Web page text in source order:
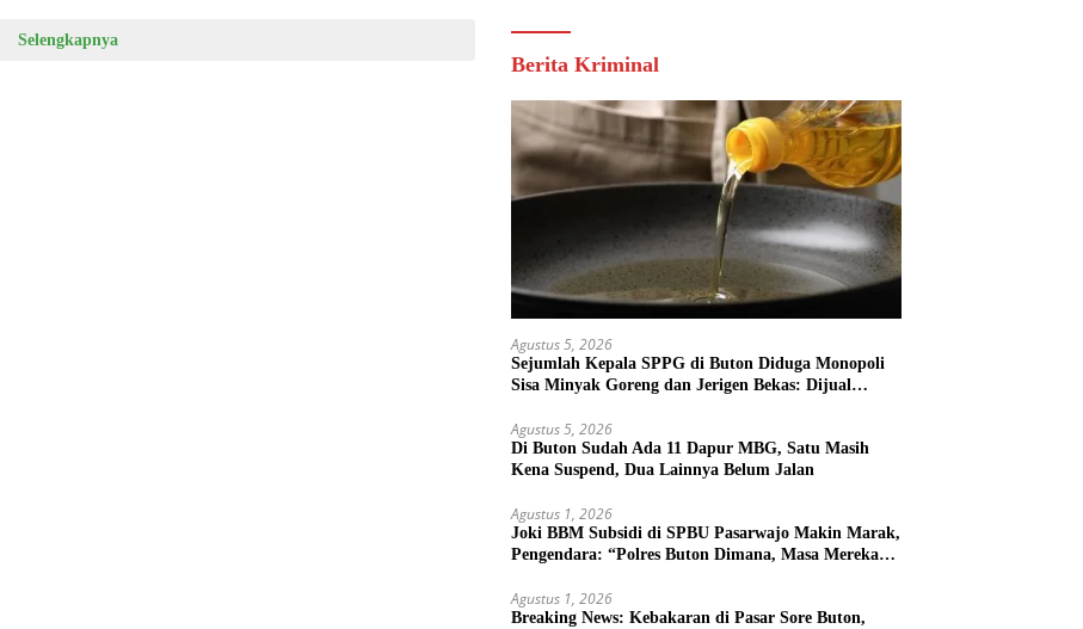
Selengkapnya
Berita Kriminal
Agustus 5, 2026
Sejumlah Kepala SPPG di Buton Diduga Monopoli
Sisa Minyak Goreng dan Jerigen Bekas: Dijual
Agustus 5, 2026
Di Buton Sudah Ada 11 Dapur MBG, Satu Masih
Kena Suspend, Dua Lainnya Belum Jalan
Agustus 1, 2026
Joki BBM Subsidi di SPBU Pasarwajo Makin Marak,
Pengendara: “Polres Buton Dimana, Masa Mereka
Agustus 1, 2026
Breaking News: Kebakaran di Pasar Sore Buton,